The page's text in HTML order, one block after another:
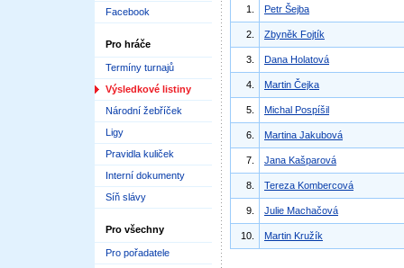
Facebook
Pro hráče
Termíny turnajů
Výsledkové listiny
Národní žebříček
Ligy
Pravidla kuliček
Interní dokumenty
Síň slávy
Pro všechny
Pro pořadatele
1. Petr Šejba
2. Zbyněk Fojtík
3. Dana Holatová
4. Martin Čejka
5. Michal Pospíšil
6. Martina Jakubová
7. Jana Kašparová
8. Tereza Kombercová
9. Julie Machačová
10. Martin Kružík